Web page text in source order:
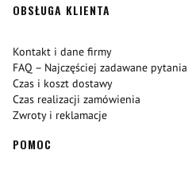
OBSŁUGA KLIENTA
Kontakt i dane firmy
FAQ – Najczęściej zadawane pytania
Czas i koszt dostawy
Czas realizacji zamówienia
Zwroty i reklamacje
POMOC